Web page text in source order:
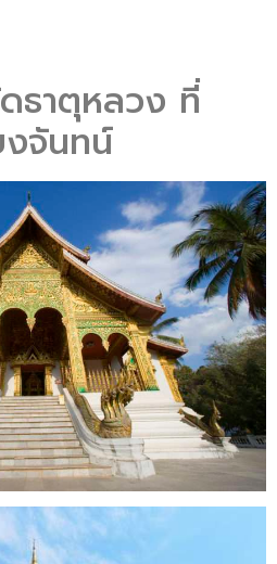
ธาตุหลวง ที่
งจันทน์